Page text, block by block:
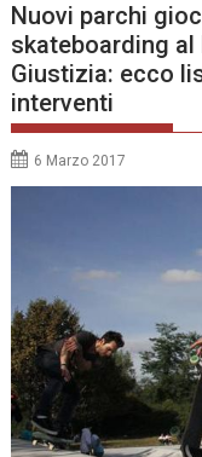
Nuovi parchi
skateboarding al
Giustizia: ecco
interventi
6 Marzo 2017